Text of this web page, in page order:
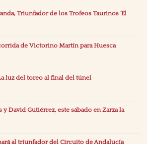
Triunfador de los Trofeos Taurinos ‘El
de Victorino Martín para Huesca
luz del toreo al final del túnel
y David Gutiérrez, este sábado en Zarza la
al triunfador del Circuito de Andalucía